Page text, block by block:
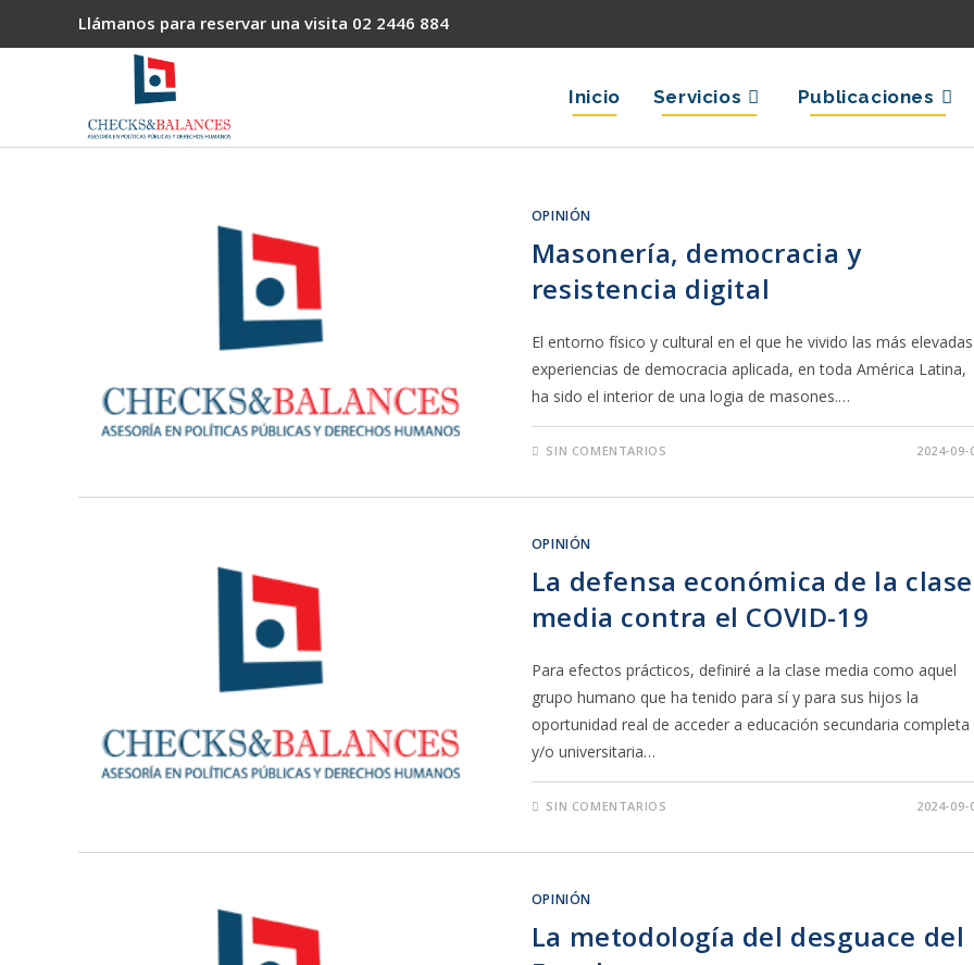
Llámanos para reservar una visita 02 2446 884
Inicio Servicios Publicaciones
OPINIÓN
Masonería, democracia y
resistencia digital
El entorno físico y cultural en el que he vivido las más elevadas
experiencias de democracia aplicada, en toda América Latina,
ha sido el interior de una logia de masones.…
SIN COMENTARIOS 2024-09-
OPINIÓN
La defensa económica de la clase
media contra el COVID-19
Para efectos prácticos, definiré a la clase media como aquel
grupo humano que ha tenido para sí y para sus hijos la
oportunidad real de acceder a educación secundaria completa
y/o universitaria…
SIN COMENTARIOS 2024-09-
OPINIÓN
La metodología del desguace del